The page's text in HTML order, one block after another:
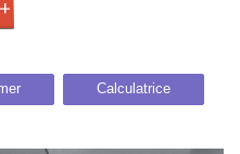
Calculatrice